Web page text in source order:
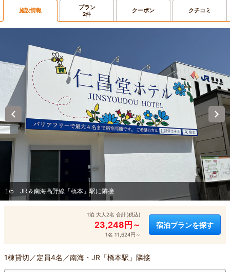
施設情報 プラン
2件 クーポン クチコミ
1/5 JR＆南海高野線「橋本」駅に隣接
1泊 大人2名 合計(税込)
23,248円～
1名 11,624円～
宿泊プランを探す
1棟貸切／定員4名／南海・JR「橋本駅」隣接